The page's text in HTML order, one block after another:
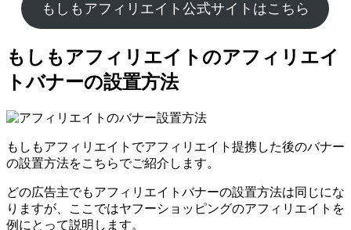
もしもアフィリエイト公式サイトはこちら
もしもアフィリエイトのアフィリエイ
トバナーの設置方法
もしもアフィリエイトでアフィリエイト提携した後のバナー
の設置方法をこちらでご紹介します。
どの広告主でもアフィリエイトバナーの設置方法は同じにな
りますが、ここではヤフーショッピングのアフィリエイトを
例にとって説明します。